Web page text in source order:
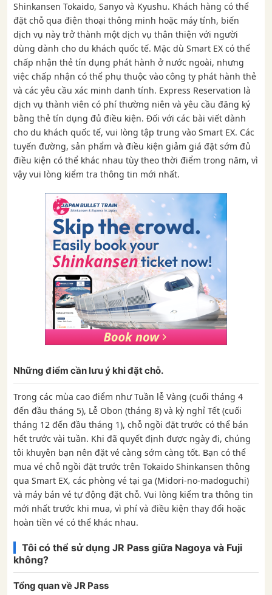
Shinkansen Tokaido, Sanyo và Kyushu. Khách hàng có thể
đặt chỗ qua điện thoại thông minh hoặc máy tính, biến
dịch vụ này trở thành một dịch vụ thân thiện với người
dùng dành cho du khách quốc tế. Mặc dù Smart EX có thể
chấp nhận thẻ tín dụng phát hành ở nước ngoài, nhưng
việc chấp nhận có thể phụ thuộc vào công ty phát hành thẻ
và các yêu cầu xác minh danh tính. Express Reservation là
dịch vụ thành viên có phí thường niên và yêu cầu đăng ký
bằng thẻ tín dụng đủ điều kiện. Đối với các bài viết dành
cho du khách quốc tế, vui lòng tập trung vào Smart EX. Các
tuyến đường, sản phẩm và điều kiện giảm giá đặt sớm đủ
điều kiện có thể khác nhau tùy theo thời điểm trong năm, vì
vậy vui lòng kiểm tra thông tin mới nhất.
Những điểm cần lưu ý khi đặt chỗ.
Trong các mùa cao điểm như Tuần lễ Vàng (cuối tháng 4
đến đầu tháng 5), Lễ Obon (tháng 8) và kỳ nghỉ Tết (cuối
tháng 12 đến đầu tháng 1), chỗ ngồi đặt trước có thể bán
hết trước vài tuần. Khi đã quyết định được ngày đi, chúng
tôi khuyên bạn nên đặt vé càng sớm càng tốt. Bạn có thể
mua vé chỗ ngồi đặt trước trên Tokaido Shinkansen thông
qua Smart EX, các phòng vé tại ga (Midori-no-madoguchi)
và máy bán vé tự động đặt chỗ. Vui lòng kiểm tra thông tin
mới nhất trước khi mua, vì phí và điều kiện thay đổi hoặc
hoàn tiền vé có thể khác nhau.
Tôi có thể sử dụng JR Pass giữa Nagoya và Fuji
không?
Tổng quan về JR Pass